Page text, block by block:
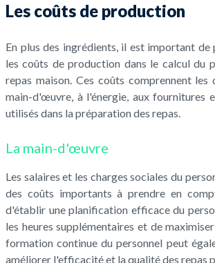
Les coûts de production
En plus des ingrédients, il est important de
les coûts de production dans le calcul du
repas maison. Ces coûts comprennent les
main-d'œuvre, à l'énergie, aux fournitures
utilisés dans la préparation des repas.
La main-d'œuvre
Les salaires et les charges sociales du
des coûts importants à prendre en
d'établir une planification efficace du
les heures supplémentaires et de
formation continue du personnel peut
améliorer l'efficacité et la qualité des repas